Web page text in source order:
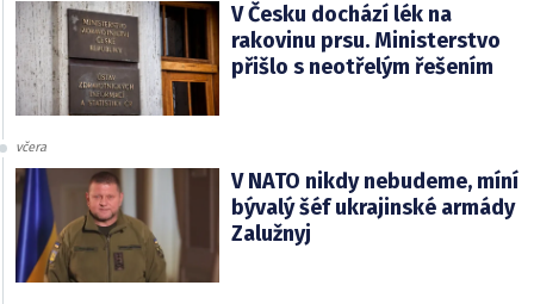
V Česku dochází lék na
rakovinu prsu. Ministerstvo
přišlo s neotřelým řešením
včera
V NATO nikdy nebudeme, míní
bývalý šéf ukrajinské armády
Zalužnyj